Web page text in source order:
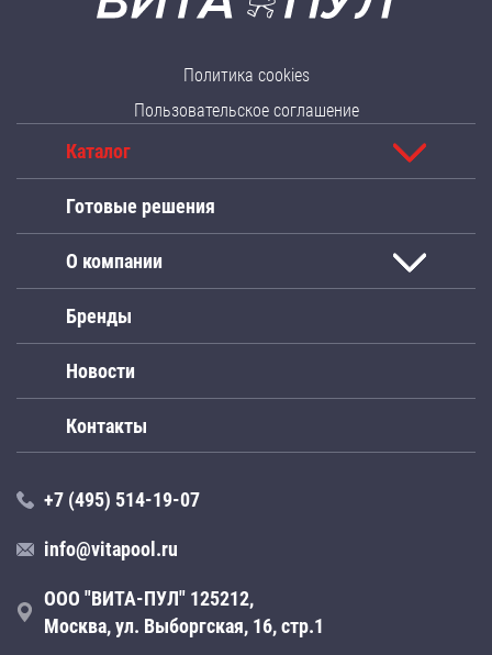
Политика cookies
Пользовательское соглашение
Каталог
Готовые решения
О компании
Бренды
Новости
Контакты
+7 (495) 514-19-07
info@vitapool.ru
ООО "ВИТА-ПУЛ" 125212,
Москва, ул. Выборгская, 16, стр.1